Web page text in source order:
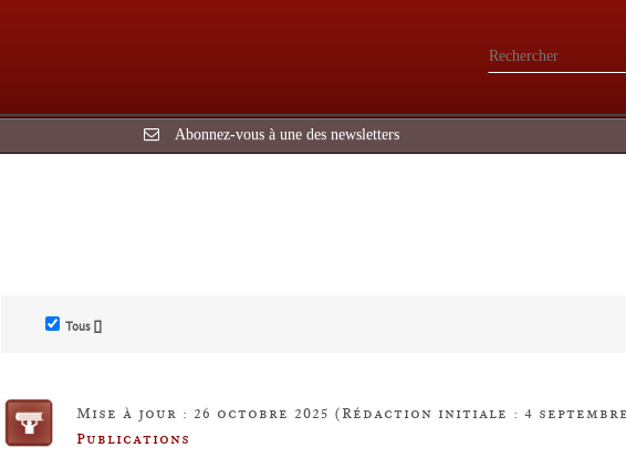
Abonnez-vous à une des newsletters
Tous []
Mise à jour : 26 octobre 2025 (Rédaction initiale : 4 septembre
Publications